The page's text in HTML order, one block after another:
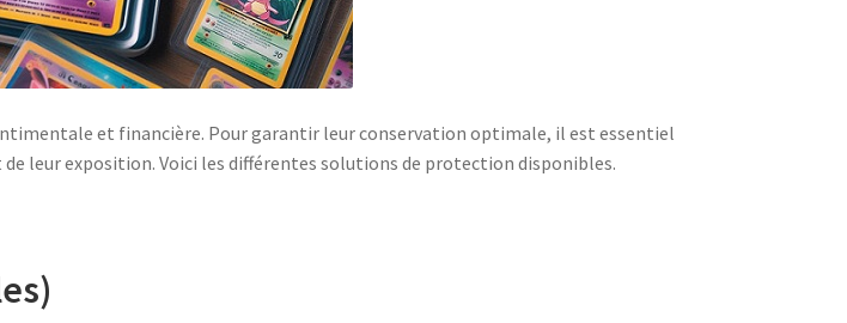
et financière. Pour garantir leur conservation optimale, il est essentiel
leur exposition. Voici les différentes solutions de protection disponibles.